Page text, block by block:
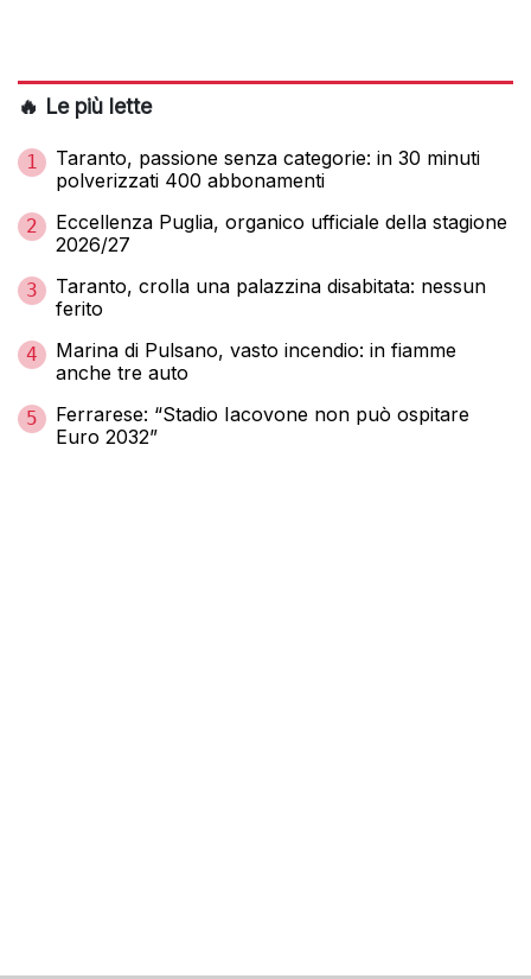
🔥 Le più lette
1
Taranto, passione senza categorie: in 30 minuti
polverizzati 400 abbonamenti
2
Eccellenza Puglia, organico ufficiale della stagione
2026/27
3
Taranto, crolla una palazzina disabitata: nessun
ferito
4
Marina di Pulsano, vasto incendio: in fiamme
anche tre auto
5
Ferrarese: “Stadio Iacovone non può ospitare
Euro 2032”